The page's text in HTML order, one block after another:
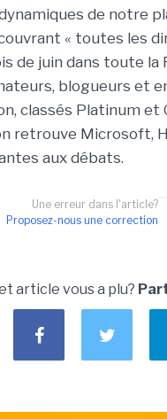
de notre
« toutes les
de juin dans toute
blogueurs et
classés Platinum et
retrouve Microsoft,
aux débats.
Une erreur dans l'article?
Proposez-nous une correction
article vous a plu?